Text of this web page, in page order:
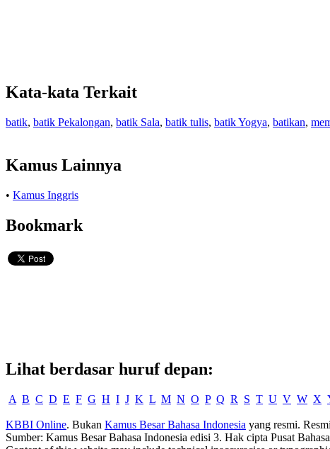
Kata-kata Terkait
batik, batik Pekalongan, batik Sala, batik tulis, batik Yogya, batikan,
Kamus Lainnya
• Kamus Inggris
Bookmark
Lihat berdasar huruf depan:
A B C D E F G H I J K L M N O P Q R S T U V W X
KBBI Online. Bukan Kamus Besar Bahasa Indonesia yang resmi.
Sumber: Kamus Besar Bahasa Indonesia edisi 3. Hak cipta Pusat